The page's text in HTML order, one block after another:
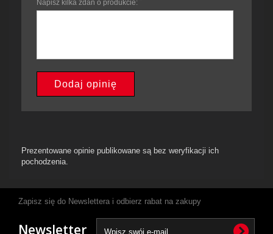
Napisz kilka zdań o produkcie:
Dodaj opinię
Prezentowane opinie publikowane są bez weryfikacji ich
pochodzenia.
Zapisz się do Newslettera i odbierz rabat na zakupy
Newsletter